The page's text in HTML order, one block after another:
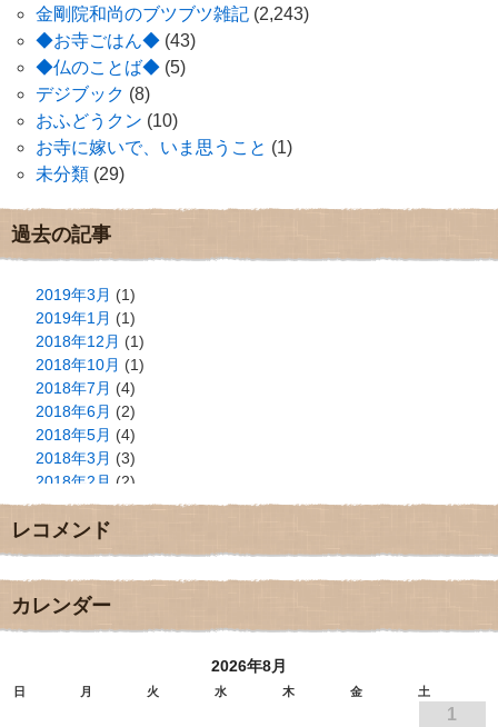
金剛院和尚のブツブツ雑記 (2,243)
◆お寺ごはん◆ (43)
◆仏のことば◆ (5)
デジブック (8)
おふどうクン (10)
お寺に嫁いで、いま思うこと (1)
未分類 (29)
過去の記事
2019年3月 (1)
2019年1月 (1)
2018年12月 (1)
2018年10月 (1)
2018年7月 (4)
2018年6月 (2)
2018年5月 (4)
2018年3月 (3)
2018年2月 (2)
2018年1月(2)
2017年12月
2017年11月(3)
2017年9月
2017年8月
2017年5月
レコメンド
カレンダー
2026年8月
日 月 火 水 木 金 土
1